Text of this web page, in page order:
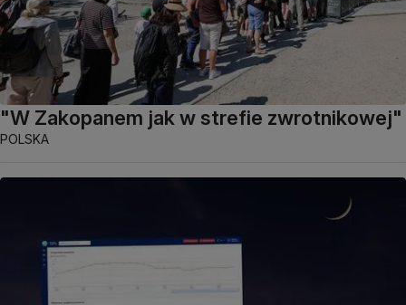
"W Zakopanem jak w strefie zwrotnikowej"
POLSKA